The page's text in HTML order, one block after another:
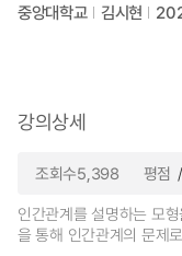
중앙대학교 김시현
강의상세
조회수5,398 평점
인간관계를 설명하는 모
을 통해 인간관계의 문제